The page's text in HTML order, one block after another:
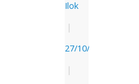
Ilok
|
27/10/2021
|